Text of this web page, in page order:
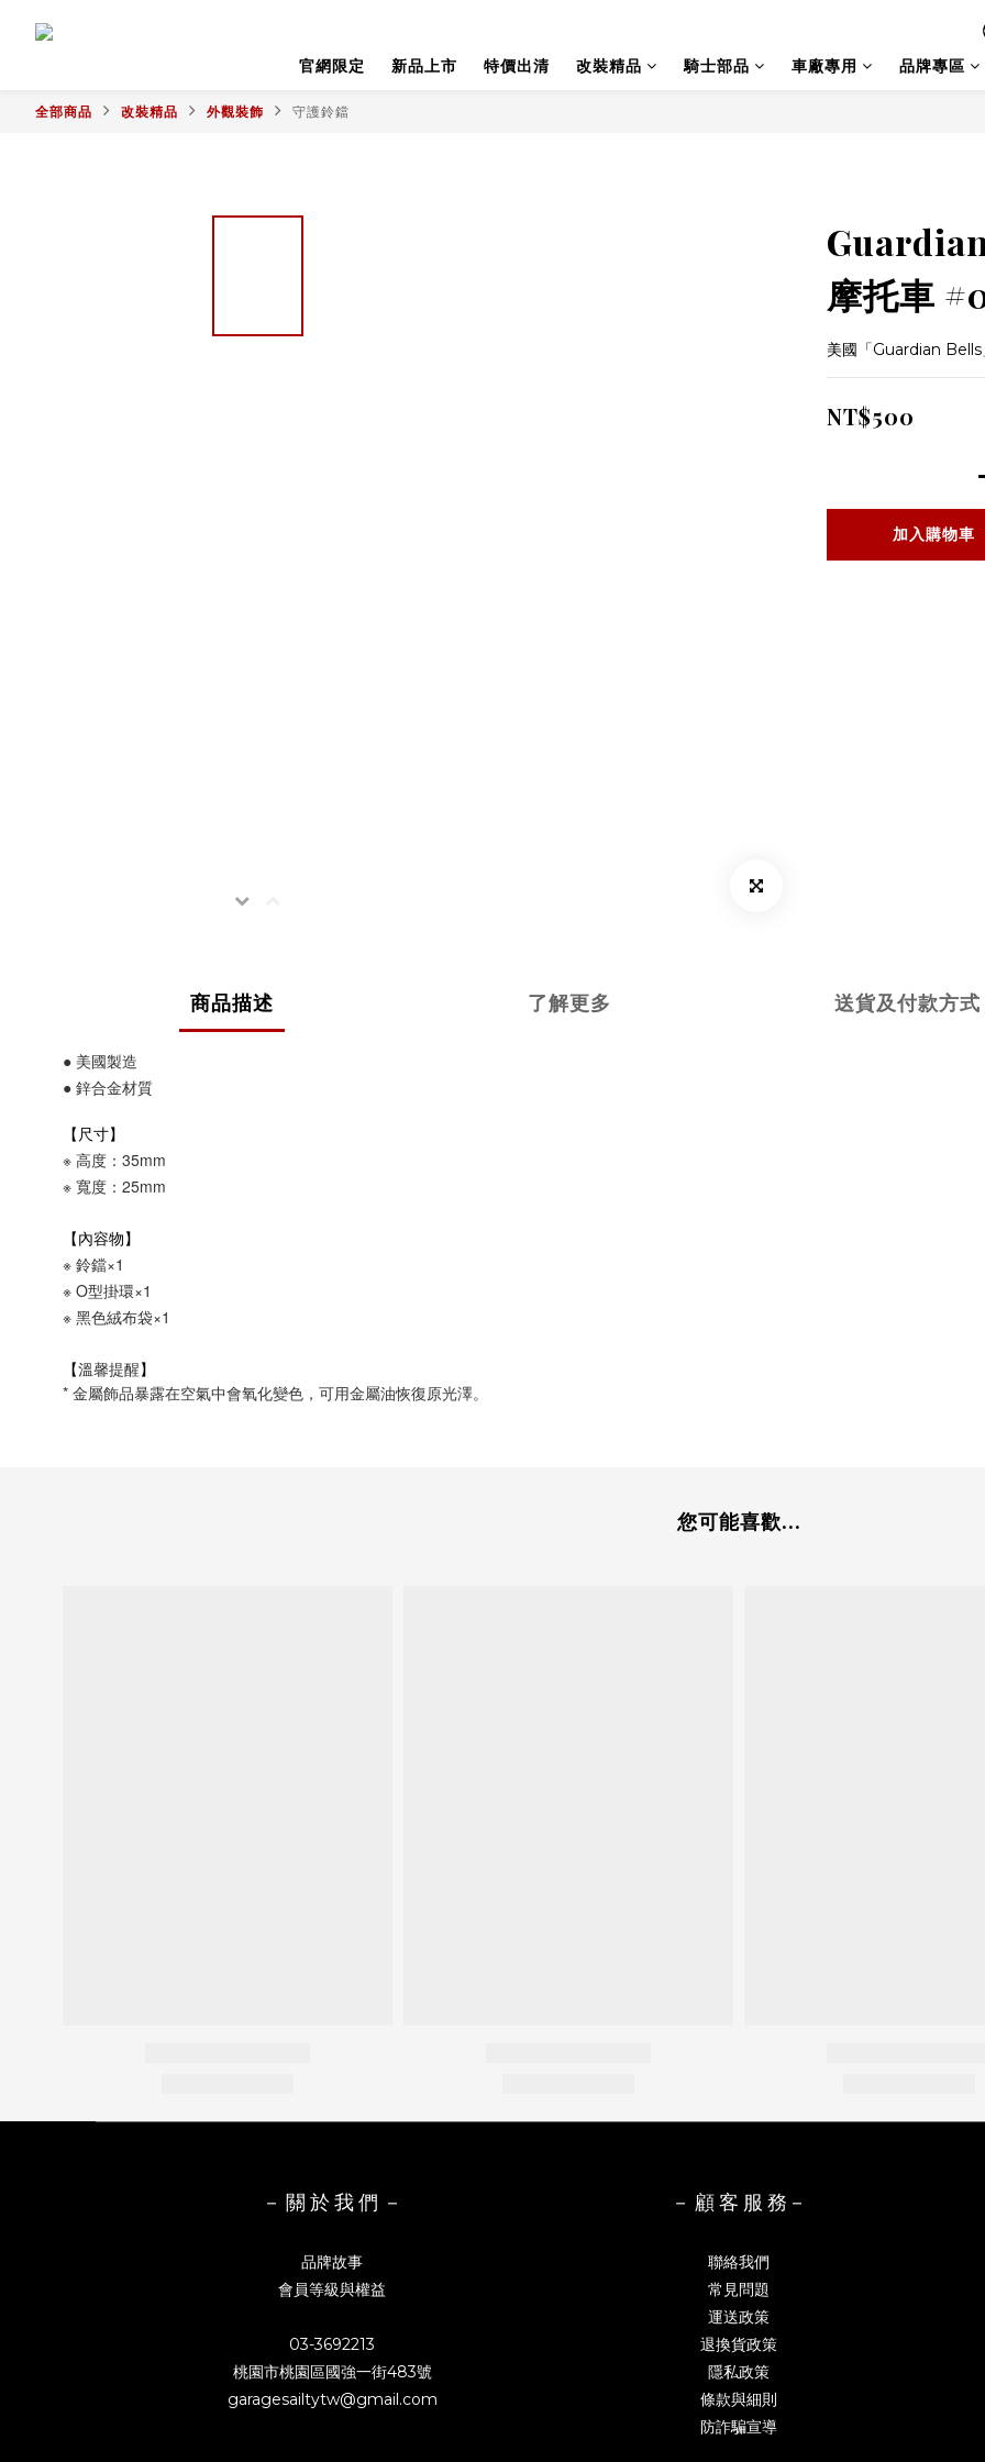
官網限定 新品上市 特價出清 改裝精品 騎士部品 車廠專用 品牌專區
全部商品 改裝精品 外觀裝飾 守護鈴鐺
摩托車
美國「Guardian Bells
NT$500
加入購物車
商品描述 了解更多 送貨及付款方式
● 美國製造
● 鋅合金材質
【尺寸】
※ 高度：35mm
※ 寬度：25mm
【內容物】
※ 鈴鐺×1
※ O型掛環×1
※ 黑色絨布袋×1
【溫馨提醒】
* 金屬飾品暴露在空氣中會氧化變色，可用金屬油恢復原光澤。
您可能喜歡...
－ 關 於 我 們 －
品牌故事
會員等級與權益
03-3692213
桃園市桃園區國強一街483號
garagesailtytw@gmail.com
－ 顧 客 服 務－
聯絡我們
常見問題
運送政策
退換貨政策
隱私政策
條款與細則
防詐騙宣導